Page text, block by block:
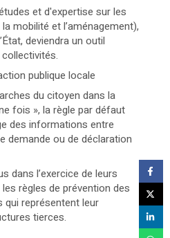
et d'expertise sur les
mobilité et l’aménagement),
deviendra un outil
publique locale
du citoyen dans la
fois », la règle par défaut
des informations entre
demande ou de déclaration
dans l’exercice de leurs
règles de prévention des
qui représentent leur
tierces.